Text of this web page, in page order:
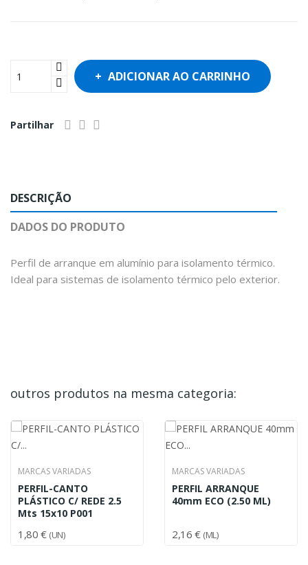
ADICIONAR AO CARRINHO
Partilhar
DESCRIÇÃO
DADOS DO PRODUTO
Perfil de arranque em alumínio para isolamento térmico.
Ideal para sistemas de isolamento térmico pelo exterior.
outros produtos na mesma categoria:
MARCAS VARIADAS
PERFIL-CANTO
PLÁSTICO C/ REDE 2.5
Mts 15x10 P001
1,80 € (UN)
MARCAS VARIADAS
PERFIL ARRANQUE
40mm ECO (2.50 ML)
2,16 € (ML)